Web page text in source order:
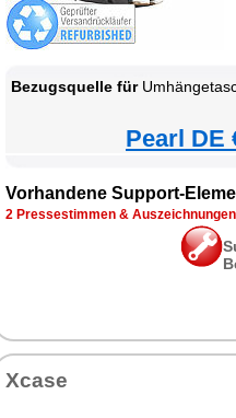
Bezugsquelle für
Pearl DE
Vorhandene Support-
2 Pressestimmen & Auszeichnungen
Xcase